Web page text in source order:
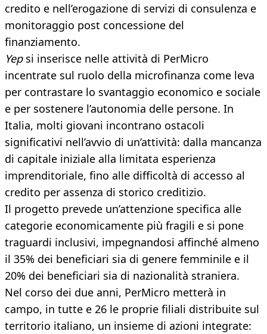
credito e nell’erogazione di servizi di consulenza e
monitoraggio post concessione del
finanziamento.
Yepsi inserisce nelle attività di PerMicro
incentrate sul ruolo della microfinanza come leva
per contrastare lo svantaggio economico e sociale
e per sostenere l’autonomia delle persone. In
Italia, molti giovani incontrano ostacoli
significativi nell’avvio di un’attività: dalla mancanza
di capitale iniziale alla limitata esperienza
imprenditoriale, fino alle difficoltà di accesso al
credito per assenza di storico creditizio.
Il progetto prevede un’attenzione specifica alle
categorie economicamente più fragili e si pone
traguardi inclusivi, impegnandosi affinché almeno
il 35% dei beneficiari sia di genere femminile e il
20% dei beneficiari sia di nazionalità straniera.
Nel corso dei due anni, PerMicro metterà in
campo, in tutte e 26 le proprie filiali distribuite sul
territorio italiano, un insieme di azioni integrate: